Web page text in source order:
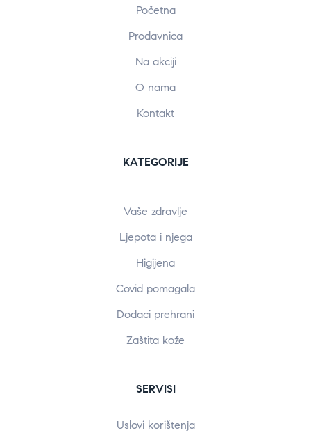
Početna
Prodavnica
Na akciji
O nama
Kontakt
KATEGORIJE
Vaše zdravlje
Ljepota i njega
Higijena
Covid pomagala
Dodaci prehrani
Zaštita kože
SERVISI
Uslovi korištenja